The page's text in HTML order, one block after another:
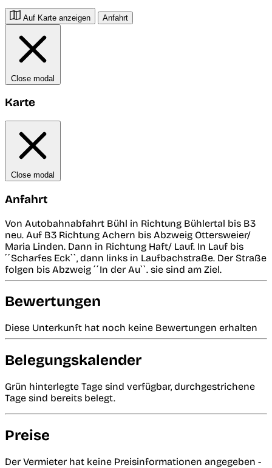
Auf Karte anzeigen Anfahrt
Close modal
Karte
Close modal
Anfahrt
Von Autobahnabfahrt Bühl in Richtung Bühlertal bis B3
neu. Auf B3 Richtung Achern bis Abzweig Ottersweier/
Maria Linden. Dann in Richtung Haft/ Lauf. In Lauf bis
´´Scharfes Eck``, dann links in Laufbachstraße. Der Straße
folgen bis Abzweig ´´In der Au``. sie sind am Ziel.
Bewertungen
Diese Unterkunft hat noch keine Bewertungen erhalten
Belegungskalender
Grün hinterlegte Tage sind verfügbar, durchgestrichene
Tage sind bereits belegt.
Preise
Der Vermieter hat keine Preisinformationen angegeben -